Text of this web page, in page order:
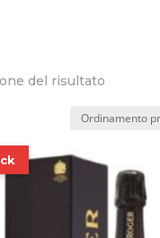
del risultato